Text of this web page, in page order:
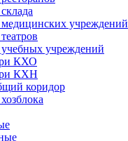
учреждений
учреждений
КХО
КХН
коридор